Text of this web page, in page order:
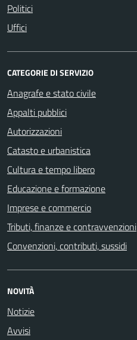
Politici
Uffici
CATEGORIE DI SERVIZIO
Anagrafe e stato civile
Appalti pubblici
Autorizzazioni
Catasto e urbanistica
Cultura e tempo libero
Educazione e formazione
Imprese e commercio
Tributi, finanze e contravvenzioni
Convenzioni, contributi, sussidi
NOVITÀ
Notizie
Avvisi